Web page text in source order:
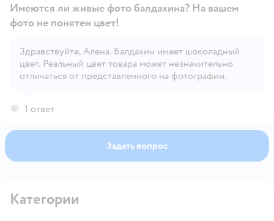
Открыть вопрос
Имеются ли живые фото балдахина? На вашем
фото не понятен цвет!
Здравствуйте, Алена. Балдахин имеет шоколадный
цвет. Реальный цвет товара может незначительно
отличаться от представленного на фотографии.
1 ответ
Задать вопрос
Категории